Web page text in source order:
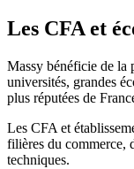
Les CFA et
Massy bénéficie de la
universités, grandes
plus réputées de
Les CFA et
filières du commerce,
techniques.